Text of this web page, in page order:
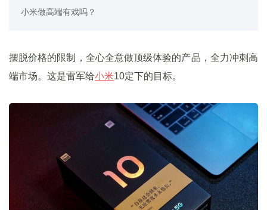
小米做高端有戏吗？
摆脱价格的限制，全心全意做顶级体验的产品，全力冲刺高
端市场。这是雷军给小米10定下的目标。